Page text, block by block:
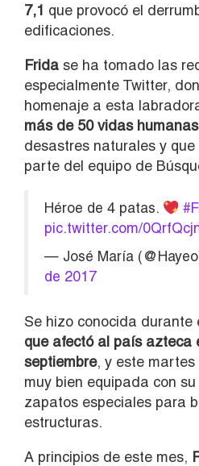
7,1 que provocó el
edificaciones.
Frida se ha tomado las
especialmente Twitter,
homenaje a esta
más de 50 vidas humanas
desastres naturales y
parte del equipo de
Héroe de 4 patas.
pic.twitter.com/
— José María
de 2017
Se hizo conocida durante
que afectó al país azteca
septiembre, y este
muy bien equipada con
zapatos especiales para
estructuras.
A principios de este mes,